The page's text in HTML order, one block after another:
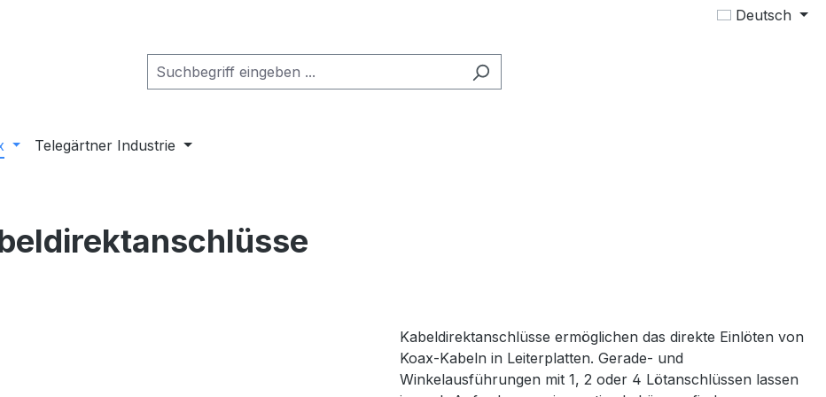
Deutsch
Telegärtner Industrie
Kabeldirektanschlüsse ermöglichen das direkte Einlöten von
Koax-Kabeln in Leiterplatten. Gerade- und
Winkelausführungen mit 1, 2 oder 4 Lötanschlüssen lassen